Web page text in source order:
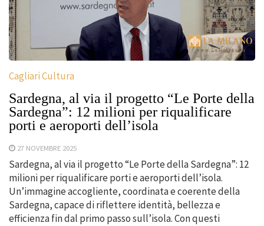
Cagliari Cultura
Sardegna, al via il progetto “Le Porte della
Sardegna”: 12 milioni per riqualificare
porti e aeroporti dell’isola
27 NOVEMBRE 2025
Sardegna, al via il progetto “Le Porte della Sardegna”: 12
milioni per riqualificare porti e aeroporti dell’isola.
Un’immagine accogliente, coordinata e coerente della
Sardegna, capace di riflettere identità, bellezza e
efficienza fin dal primo passo sull’isola. Con questi